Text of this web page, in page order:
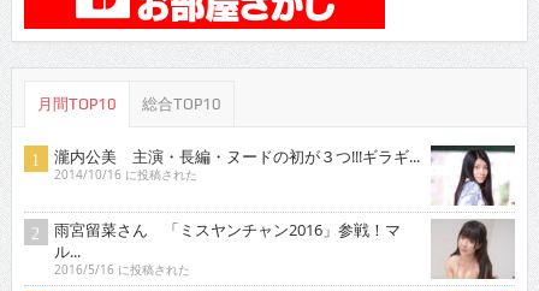
月間TOP10 総合TOP10
瀧内公美 主演・長編・ヌードの初が３つ!!!ギラギ...
2014/10/16 に投稿された
雨宮留菜さん 「ミスヤンチャン2016」参戦！マ
ル...
2016/5/16 に投稿された